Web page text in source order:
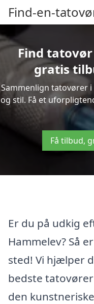
Find-en-
Find
gratis
Sammenlign tatovører
og stil. Få et
Få tilbud,
Er du på udkig
Hammelev? Så
sted! Vi hjælper
bedste
den